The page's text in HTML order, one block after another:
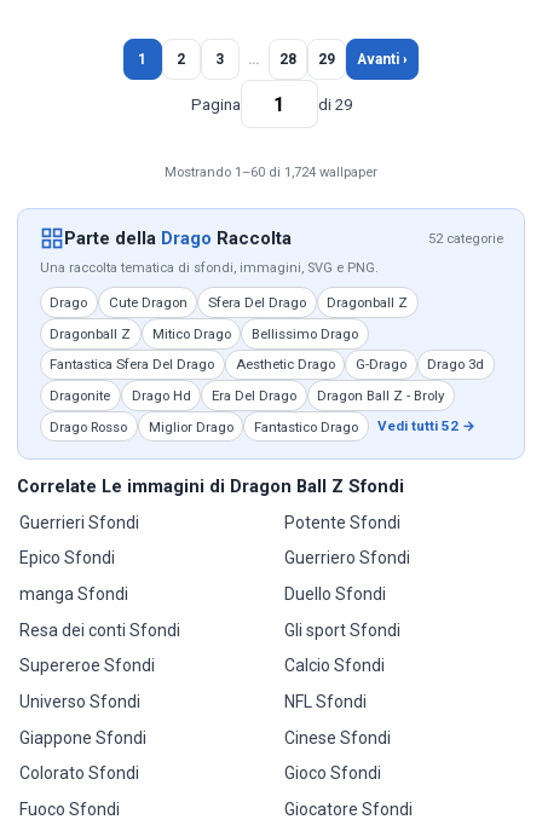
1 2 3 … 28 29 Avanti ›
Pagina di 29
Mostrando 1–60 di 1,724 wallpaper
Parte della Drago Raccolta
52 categorie
Una raccolta tematica di sfondi, immagini, SVG e PNG.
Drago Cute Dragon Sfera Del Drago
Dragonball Z
Dragonball Z
Mitico Drago
Bellissimo Drago
Fantastica Sfera Del Drago
Aesthetic Drago G-Drago
Drago 3d
Dragonite
Drago Hd Era Del Drago
Dragon Ball Z - Broly
Drago Rosso
Miglior Drago Fantastico Drago Vedi tutti 52 →
Correlate Le immagini di Dragon Ball Z Sfondi
Guerrieri Sfondi
Epico Sfondi
manga Sfondi
Resa dei conti Sfondi
Supereroe Sfondi
Universo Sfondi
Giappone Sfondi
Colorato Sfondi
Fuoco Sfondi
Potente Sfondi
Guerriero Sfondi
Duello Sfondi
Gli sport Sfondi
Calcio Sfondi
NFL Sfondi
Cinese Sfondi
Gioco Sfondi
Giocatore Sfondi